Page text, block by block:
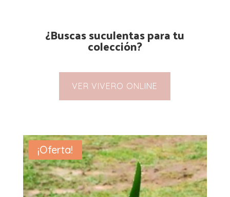
¿Buscas suculentas para tu
colección?
VER VIVERO ONLINE
¡Oferta!